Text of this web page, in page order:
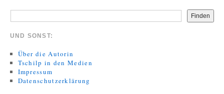
Finden
UND SONST:
Über die Autorin
Tschilp in den Medien
Impressum
Datenschutzerklärung